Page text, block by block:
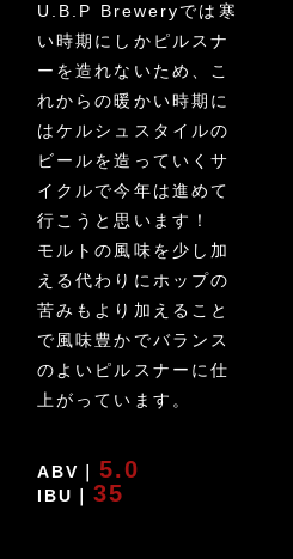
U.B.P Breweryでは寒
い時期にしかピルスナ
ーを造れないため、こ
れからの暖かい時期に
はケルシュスタイルの
ビールを造っていくサ
イクルで今年は進めて
行こうと思います！
モルトの風味を少し加
える代わりにホップの
苦みもより加えること
で風味豊かでバランス
のよいピルスナーに仕
上がっています。
ABV｜ 5.0
IBU｜ 35